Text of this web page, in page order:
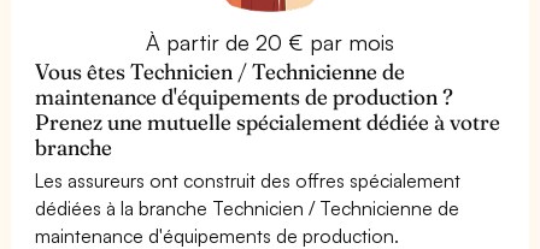
À partir de 20 € par mois
Vous êtes Technicien / Technicienne de
maintenance d'équipements de production ?
Prenez une mutuelle spécialement dédiée à votre
branche
Les assureurs ont construit des offres spécialement
dédiées à la branche Technicien / Technicienne de
maintenance d'équipements de production.